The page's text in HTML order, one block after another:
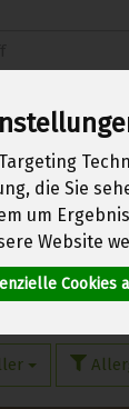
die Sie
um
Website
Cookies
Kontakt
12 von